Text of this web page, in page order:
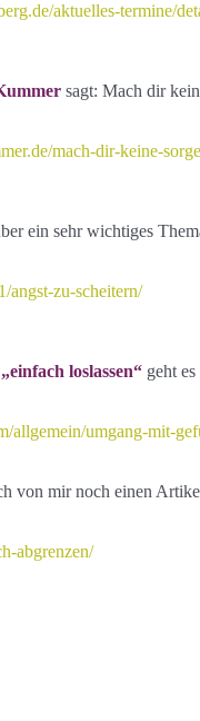
aktuelles-termine/
sagt: Mach dir
mach-dir-keine-
ein sehr wichtiges
angst-zu-scheitern/
„einfach loslassen“ geht
allgemein/umgang-mit-
von mir noch einen
abgrenzen/